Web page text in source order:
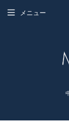
メニュー